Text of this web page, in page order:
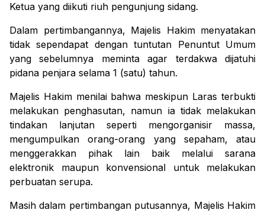
Ketua yang diikuti riuh pengunjung sidang.
Dalam pertimbangannya, Majelis Hakim menyatakan
tidak sependapat dengan tuntutan Penuntut Umum
yang sebelumnya meminta agar terdakwa dijatuhi
pidana penjara selama 1 (satu) tahun.
Majelis Hakim menilai bahwa meskipun Laras terbukti
melakukan penghasutan, namun ia tidak melakukan
tindakan lanjutan seperti mengorganisir massa,
mengumpulkan orang-orang yang sepaham, atau
menggerakkan pihak lain baik melalui sarana
elektronik maupun konvensional untuk melakukan
perbuatan serupa.
Masih dalam pertimbangan putusannya, Majelis Hakim